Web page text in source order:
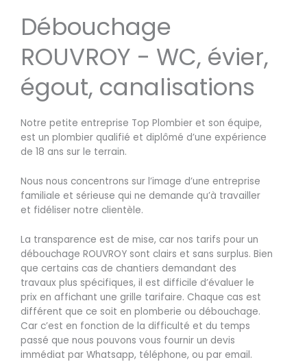
Débouchage
ROUVROY - WC, évier,
égout, canalisations
Notre petite entreprise Top Plombier et son équipe,
est un plombier qualifié et diplômé d’une expérience
de 18 ans sur le terrain.
Nous nous concentrons sur l’image d’une entreprise
familiale et sérieuse qui ne demande qu’à travailler
et fidéliser notre clientèle.
La transparence est de mise, car nos tarifs pour un
débouchage ROUVROY sont clairs et sans surplus. Bien
que certains cas de chantiers demandant des
travaux plus spécifiques, il est difficile d’évaluer le
prix en affichant une grille tarifaire. Chaque cas est
différent que ce soit en plomberie ou débouchage.
Car c’est en fonction de la difficulté et du temps
passé que nous pouvons vous fournir un devis
immédiat par Whatsapp, téléphone, ou par email.